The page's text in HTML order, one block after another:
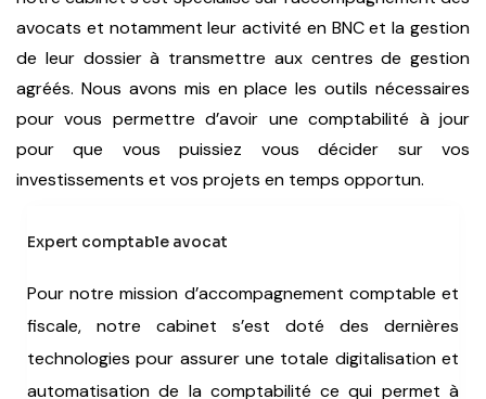
avocats et notamment leur activité en BNC et la gestion
de leur dossier à transmettre aux centres de gestion
agréés. Nous avons mis en place les outils nécessaires
pour vous permettre d’avoir une comptabilité à jour
pour que vous puissiez vous décider sur vos
investissements et vos projets en temps opportun.
Expert comptable avocat
Pour notre mission d’accompagnement comptable et
fiscale, notre cabinet s’est doté des dernières
technologies pour assurer une totale digitalisation et
automatisation de la comptabilité ce qui permet à